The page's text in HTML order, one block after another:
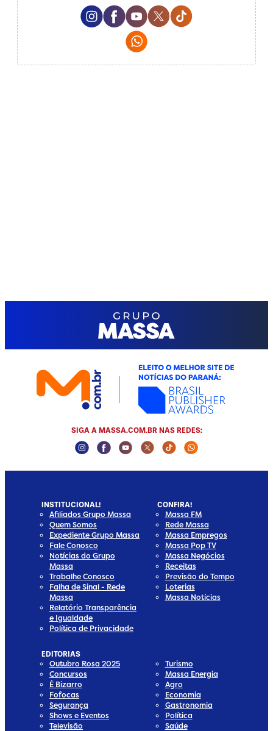
Instagram Social Media
Facebook Social Media
Youtube Social Media
Twitter Social Media
Tiktok Social
Whatsapp Social Media
SIGA A MASSA.COM.BR NAS REDES:
Instagram Social Media
Facebook Social Media
Youtube Social Media
Twitter Social Media
Tiktok Social Media
Whatsapp
INSTITUCIONAL!
Afiliados Grupo Massa
Quem Somos
Expediente Grupo Massa
Fale Conosco
Notícias do Grupo
Massa
Trabalhe Conosco
Falha de Sinal - Rede
Massa
Relatório Transparência
e Igualdade
Política de Privacidade
CONFIRA!
Massa FM
Rede Massa
Massa Empregos
Massa Pop TV
Massa Negócios
Receitas
Previsão do Tempo
Loterias
Massa Notícias
EDITORIAS
Outubro Rosa 2025
Concursos
É Bizarro
Fofocas
Segurança
Shows e Eventos
Televisão
Turismo
Massa Energia
Agro
Economia
Gastronomia
Política
Saúde